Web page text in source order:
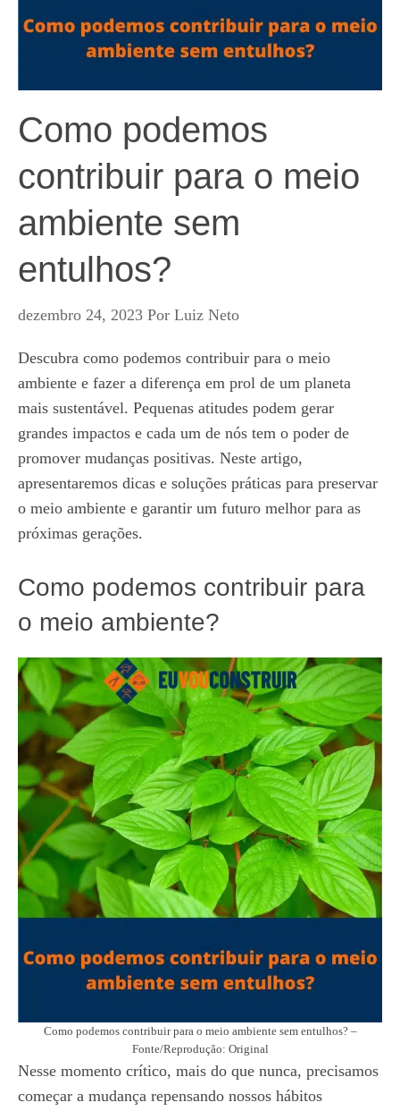
Como podemos
contribuir para o meio
ambiente sem
entulhos?
dezembro 24, 2023 Por Luiz Neto
Descubra como podemos contribuir para o meio
ambiente e fazer a diferença em prol de um planeta
mais sustentável. Pequenas atitudes podem gerar
grandes impactos e cada um de nós tem o poder de
promover mudanças positivas. Neste artigo,
apresentaremos dicas e soluções práticas para preservar
o meio ambiente e garantir um futuro melhor para as
próximas gerações.
Como podemos contribuir para
o meio ambiente?
Como podemos contribuir para o meio ambiente sem entulhos? –
Fonte/Reprodução: Original
Nesse momento crítico, mais do que nunca, precisamos
começar a mudança repensando nossos hábitos